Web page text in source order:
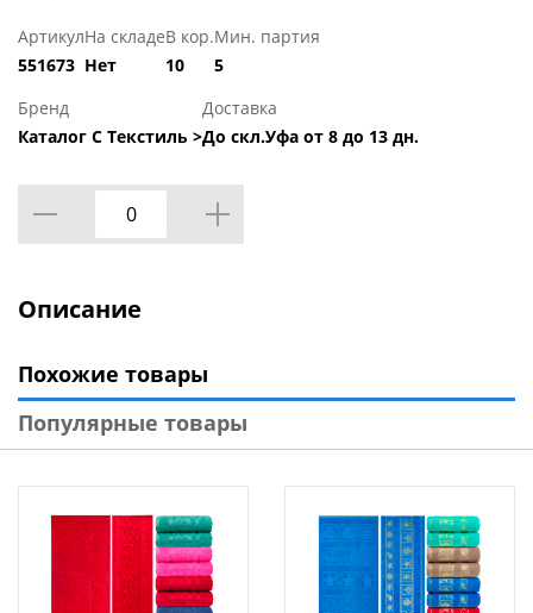
Артикул
551673
На складе
Нет
В кор.
10
Мин. партия
5
Бренд
Каталог С Текстиль >
Доставка
До скл.Уфа от 8 до 13 дн.
Описание
Похожие товары
Популярные товары